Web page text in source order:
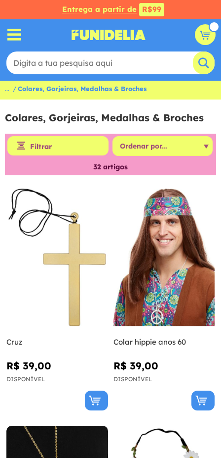
Entrega a partir de R$99
... Colares, Gorjeiras, Medalhas & Broches
Colares, Gorjeiras, Medalhas & Broches
Filtrar
32 artigos
Cruz
R$ 39,00
DISPONÍVEL
Colar hippie anos 60
R$ 39,00
DISPONÍVEL